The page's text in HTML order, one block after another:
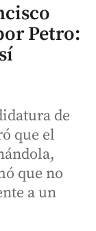
Petro:
de
que el
que no
a un